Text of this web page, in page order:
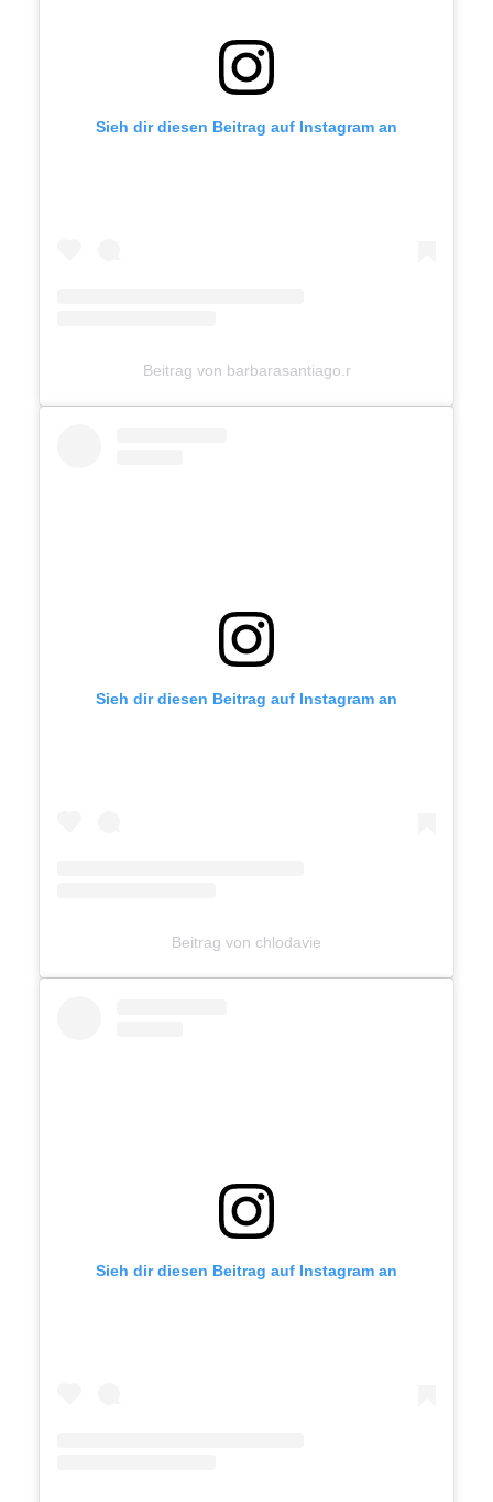
Sieh dir diesen Beitrag auf Instagram an
Beitrag von barbarasantiago.r
Sieh dir diesen Beitrag auf Instagram an
Beitrag von chlodavie
Sieh dir diesen Beitrag auf Instagram an